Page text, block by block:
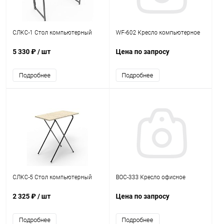
СЛКС-1 Стол компьютерный
5 330 ₽/ шт
Подробнее
WF-602 Кресло компьютерное
Цена по запросу
Подробнее
СЛКС-5 Стол компьютерный
2 325 ₽/ шт
Подробнее
BOC-333 Кресло офисное
Цена по запросу
Подробнее